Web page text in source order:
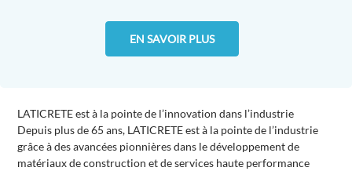
EN SAVOIR PLUS
LATICRETE est à la pointe de l’innovation dans l’industrie
Depuis plus de 65 ans, LATICRETE est à la pointe de l’industrie
grâce à des avancées pionnières dans le développement de
matériaux de construction et de services haute performance